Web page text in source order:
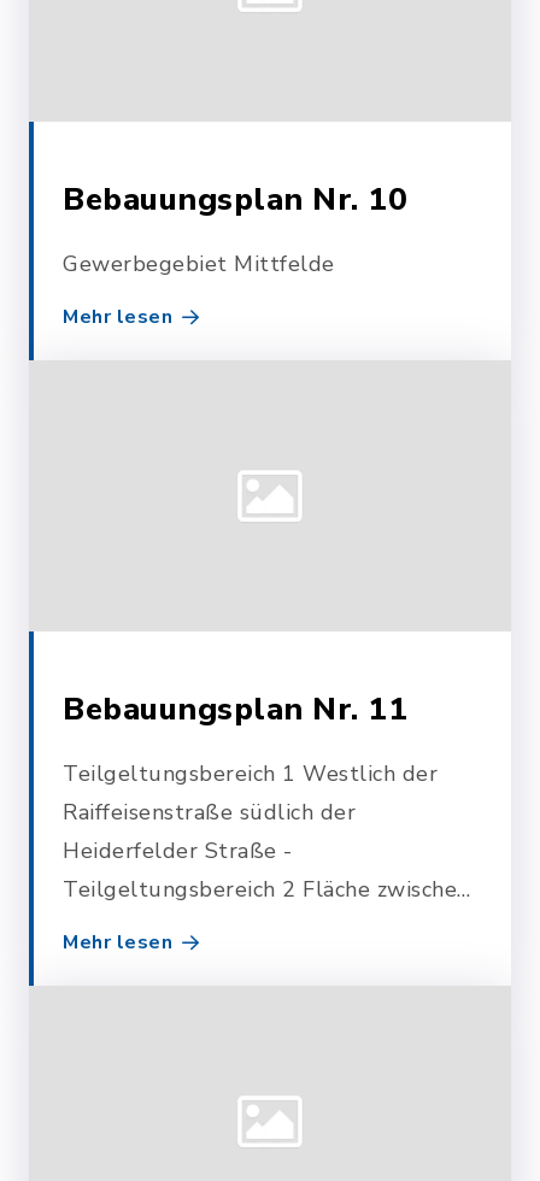
Bebauungsplan Nr. 10
Gewerbegebiet Mittfelde
Mehr lesen
Bebauungsplan Nr. 11
Teilgeltungsbereich 1 Westlich der
Raiffeisenstraße südlich der
Heiderfelder Straße -
Teilgeltungsbereich 2 Fläche zwischen
Seestraße und Leezener Au -
Mehr lesen